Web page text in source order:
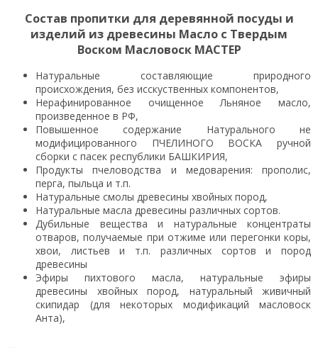
Состав пропитки для деревянной посуды и
изделий из древесины Масло с Твердым
Воском Масловоск МАСТЕР
Натуральные составляющие природного
происхождения, без исскуственных компонентов,
Нерафинированное очищенное Льняное масло,
произведенное в РФ,
Повышенное содержание Натурального не
модифицированного ПЧЕЛИНОГО ВОСКА ручной
сборки с пасек республики БАШКИРИЯ,
Продукты пчеловодства и медоварения: прополис,
перга, пыльца и т.п.
Натуральные смолы древесины хвойных пород,
Натуральные масла древесины различных сортов.
Дубильные вещества и натуральные концентраты
отваров, получаемые при отжиме или перегонки коры,
хвои, листьев и т.п. различных сортов и пород
древесины
Эфиры пихтового масла, натуральные эфиры
древесины хвойных пород, натуральный живичный
скипидар (для некоторых модификаций масловоск
Анта),